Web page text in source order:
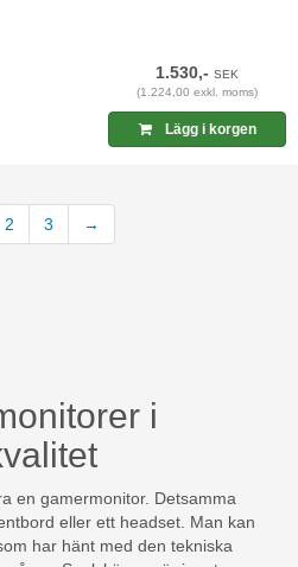
1.530,-SEK
(1.224,00 exkl. moms)
Lägg i korgen
2 3 →
i
en gamermonitor. Detsamma
eller ett headset. Man kan
har hänt med den tekniska